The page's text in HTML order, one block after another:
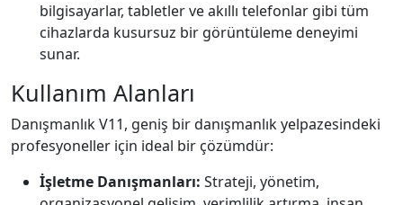
bilgisayarlar, tabletler ve akıllı telefonlar gibi tüm
cihazlarda kusursuz bir görüntüleme deneyimi
sunar.
Kullanım Alanları
Danışmanlık V11, geniş bir danışmanlık yelpazesindeki
profesyoneller için ideal bir çözümdür:
İşletme Danışmanları: Strateji, yönetim,